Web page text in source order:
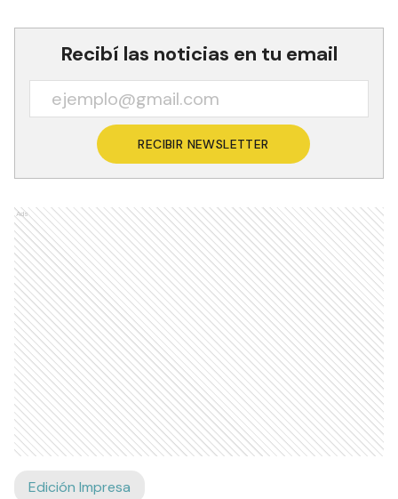
Recibí las noticias en tu email
RECIBIR NEWSLETTER
Ads
Edición Impresa